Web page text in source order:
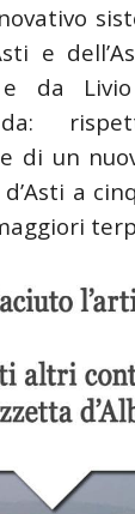
e
e da
di un
a